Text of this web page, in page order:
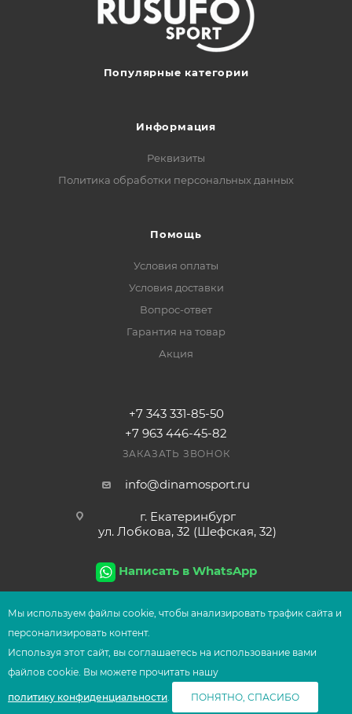
СООБЩИТЬ О ПОСТУПЛЕНИИ
Популярные категории
Информация
Реквизиты
Политика обработки персональных данных
Помощь
Условия оплаты
Условия доставки
Вопрос-ответ
Гарантия на товар
Акция
+7 343 331-85-50
+7 963 446-45-82
ЗАКАЗАТЬ ЗВОНОК
info@dinamosport.ru
г. Екатеринбург
ул. Лобкова, 32 (Шефская, 32)
Написать в WhatsApp
2026© Сеть магазинов UFOsport
Мы используем файлы сооkіе, чтобы анализировать трафик сайта и
персонализировать контент.
Используя этот сайт, вы соглашаетесь на использование вами
файлов сооkіе. Вы можете прочитать нашу
политику конфиденциальности.
ПОНЯТНО, СПАСИБО